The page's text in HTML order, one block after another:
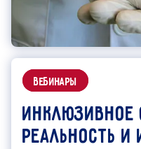
вебинары
Инклюзивное
реальность и